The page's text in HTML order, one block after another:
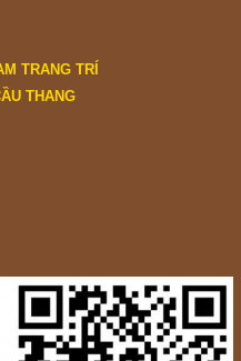
TRANG TRÍ
THANG